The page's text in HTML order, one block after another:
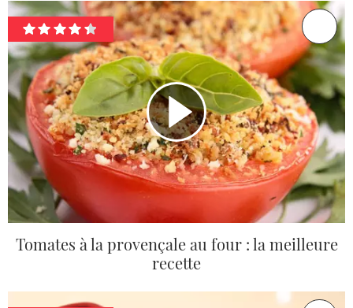
Tomates à la provençale au four : la meilleure
recette